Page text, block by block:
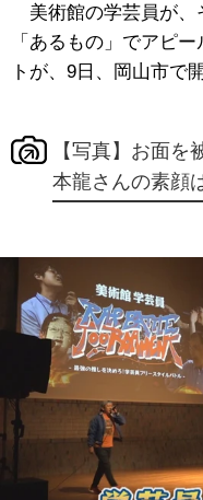
美術館の学芸員が、
「あるもの」でアピ
トが、9日、岡山市で
【写真】お面
本龍さんの素顔